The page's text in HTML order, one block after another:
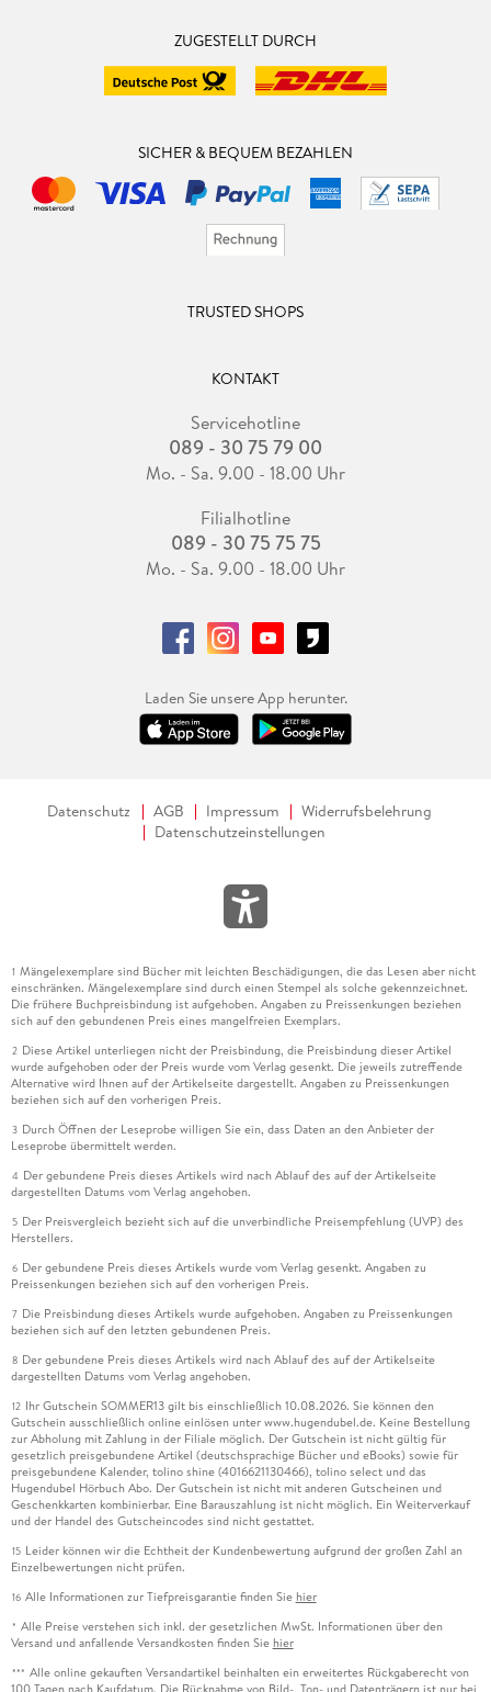
ZUGESTELLT DURCH
SICHER & BEQUEM BEZAHLEN
TRUSTED SHOPS
KONTAKT
Servicehotline
089 - 30 75 79 00
Mo. - Sa. 9.00 - 18.00 Uhr
Filialhotline
089 - 30 75 75 75
Mo. - Sa. 9.00 - 18.00 Uhr
Laden Sie unsere App herunter.
Datenschutz AGB Impressum
Widerrufsbelehrung
Datenschutzeinstellungen
1 Mängelexemplare sind Bücher mit leichten Beschädigungen, die das Lesen aber nicht
einschränken. Mängelexemplare sind durch einen Stempel als solche gekennzeichnet.
Die frühere Buchpreisbindung ist aufgehoben. Angaben zu Preissenkungen beziehen
sich auf den gebundenen Preis eines mangelfreien Exemplars.
2 Diese Artikel unterliegen nicht der Preisbindung, die Preisbindung dieser Artikel
wurde aufgehoben oder der Preis wurde vom Verlag gesenkt. Die jeweils zutreffende
Alternative wird Ihnen auf der Artikelseite dargestellt. Angaben zu Preissenkungen
beziehen sich auf den vorherigen Preis.
3 Durch Öffnen der Leseprobe willigen Sie ein, dass Daten an den Anbieter der
Leseprobe übermittelt werden.
4 Der gebundene Preis dieses Artikels wird nach Ablauf des auf der Artikelseite
dargestellten Datums vom Verlag angehoben.
5 Der Preisvergleich bezieht sich auf die unverbindliche Preisempfehlung (UVP) des
Herstellers.
6 Der gebundene Preis dieses Artikels wurde vom Verlag gesenkt. Angaben zu
Preissenkungen beziehen sich auf den vorherigen Preis.
7 Die Preisbindung dieses Artikels wurde aufgehoben. Angaben zu Preissenkungen
beziehen sich auf den letzten gebundenen Preis.
8 Der gebundene Preis dieses Artikels wird nach Ablauf des auf der Artikelseite
dargestellten Datums vom Verlag angehoben.
12 Ihr Gutschein SOMMER13 gilt bis einschließlich 10.08.2026. Sie können den
Gutschein ausschließlich online einlösen unter www.hugendubel.de. Keine Bestellung
zur Abholung mit Zahlung in der Filiale möglich. Der Gutschein ist nicht gültig für
gesetzlich preisgebundene Artikel (deutschsprachige Bücher und eBooks) sowie für
preisgebundene Kalender, tolino shine (4016621130466), tolino select und das
Hugendubel Hörbuch Abo. Der Gutschein ist nicht mit anderen Gutscheinen und
Geschenkkarten kombinierbar. Eine Barauszahlung ist nicht möglich. Ein Weiterverkauf
und der Handel des Gutscheincodes sind nicht gestattet.
15 Leider können wir die Echtheit der Kundenbewertung aufgrund der großen Zahl an
Einzelbewertungen nicht prüfen.
16 Alle Informationen zur Tiefpreisgarantie finden Sie hier
* Alle Preise verstehen sich inkl. der gesetzlichen MwSt. Informationen über den
Versand und anfallende Versandkosten finden Sie hier
*** Alle online gekauften Versandartikel beinhalten ein erweitertes Rückgaberecht von